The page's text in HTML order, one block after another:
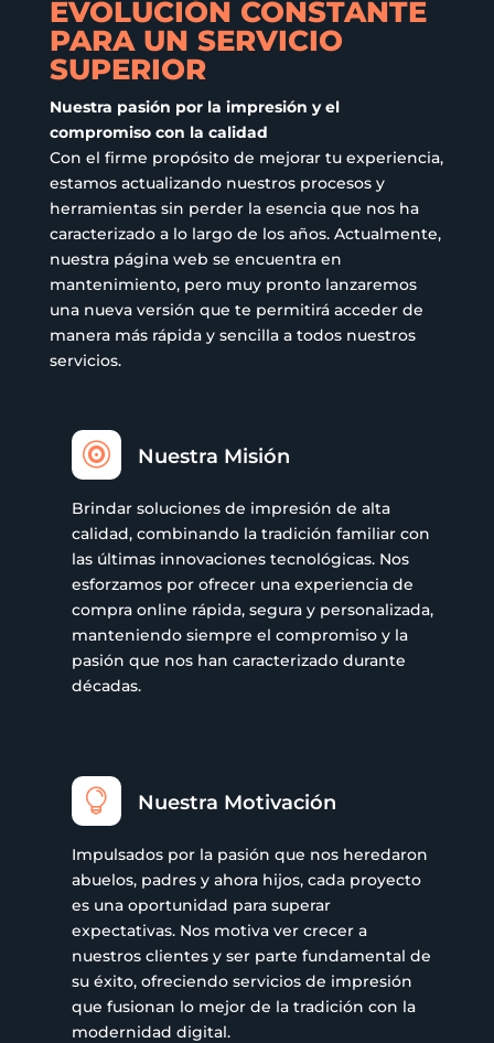
de
producto
la
página
producto
EVOLUCIÓN CONSTANTE
PARA UN SERVICIO
SUPERIOR
Nuestra pasión por la impresión y el
compromiso con la calidad
Con el firme propósito de mejorar tu experiencia,
estamos actualizando nuestros procesos y
herramientas sin perder la esencia que nos ha
caracterizado a lo largo de los años. Actualmente,
nuestra página web se encuentra en
mantenimiento, pero muy pronto lanzaremos
una nueva versión que te permitirá acceder de
manera más rápida y sencilla a todos nuestros
servicios.
 Nuestra Misión
Brindar soluciones de impresión de alta
calidad, combinando la tradición familiar con
las últimas innovaciones tecnológicas. Nos
esforzamos por ofrecer una experiencia de
compra online rápida, segura y personalizada,
manteniendo siempre el compromiso y la
pasión que nos han caracterizado durante
décadas.
 Nuestra Motivación
Impulsados por la pasión que nos heredaron
abuelos, padres y ahora hijos, cada proyecto
es una oportunidad para superar
expectativas. Nos motiva ver crecer a
nuestros clientes y ser parte fundamental de
su éxito, ofreciendo servicios de impresión
que fusionan lo mejor de la tradición con la
modernidad digital.